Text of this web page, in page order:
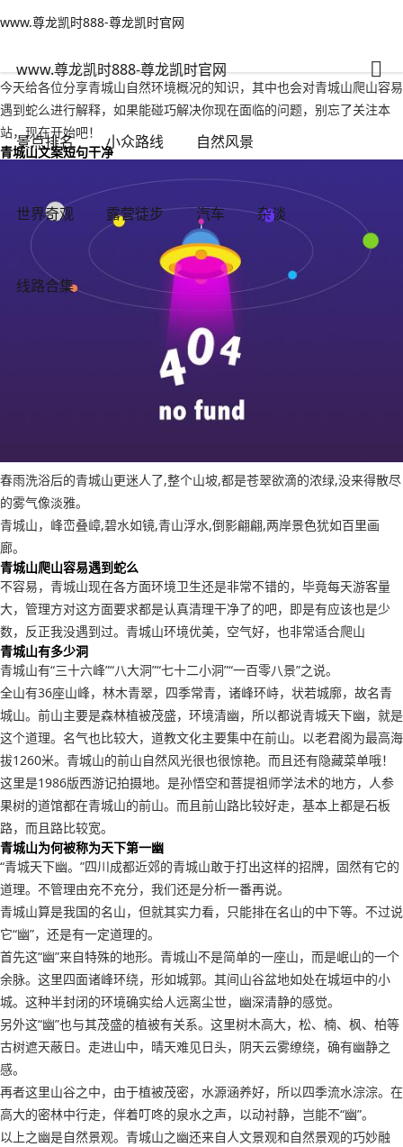
www.尊龙凯时888-尊龙凯时官网
www.尊龙凯时888-尊龙凯时官网
景点排名 小众路线 自然风景
世界奇观 露营徒步 汽车 杂谈
线路合集
www.尊龙凯时888-尊龙凯时官网
青城山自然环境概况，青城山爬山容易遇到蛇么-www.尊龙凯时888
今天给各位分享青城山自然环境概况的知识，其中也会对青城山爬山容易
遇到蛇么进行解释，如果能碰巧解决你现在面临的问题，别忘了关注本
站，现在开始吧！
青城山文案短句干净
春雨洗浴后的青城山更迷人了,整个山坡,都是苍翠欲滴的浓绿,没来得散尽
的雾气像淡雅。
青城山，峰峦叠嶂,碧水如镜,青山浮水,倒影翩翩,两岸景色犹如百里画
廊。
青城山爬山容易遇到蛇么
不容易，青城山现在各方面环境卫生还是非常不错的，毕竟每天游客量
大，管理方对这方面要求都是认真清理干净了的吧，即是有应该也是少
数，反正我没遇到过。青城山环境优美，空气好，也非常适合爬山
青城山有多少洞
青城山有“三十六峰”“八大洞”“七十二小洞”“一百零八景”之说。
全山有36座山峰，林木青翠，四季常青，诸峰环峙，状若城廓，故名青
城山。前山主要是森林植被茂盛，环境清幽，所以都说青城天下幽，就是
这个道理。名气也比较大，道教文化主要集中在前山。以老君阁为最高海
拔1260米。青城山的前山自然风光很也很惊艳。而且还有隐藏菜单哦！
这里是1986版西游记拍摄地。是孙悟空和菩提祖师学法术的地方，人参
果树的道馆都在青城山的前山。而且前山路比较好走，基本上都是石板
路，而且路比较宽。
青城山为何被称为天下第一幽
“青城天下幽。”四川成都近郊的青城山敢于打出这样的招牌，固然有它的
道理。不管理由充不充分，我们还是分析一番再说。
青城山算是我国的名山，但就其实力看，只能排在名山的中下等。不过说
它“幽”，还是有一定道理的。
首先这“幽”来自特殊的地形。青城山不是简单的一座山，而是岷山的一个
余脉。这里四面诸峰环绕，形如城郭。其间山谷盆地如处在城垣中的小
城。这种半封闭的环境确实给人远离尘世，幽深清静的感觉。
另外这“幽”也与其茂盛的植被有关系。这里树木高大，松、楠、枫、柏等
古树遮天蔽日。走进山中，晴天难见日头，阴天云雾缭绕，确有幽静之
感。
再者这里山谷之中，由于植被茂密，水源涵养好，所以四季流水淙淙。在
高大的密林中行走，伴着叮咚的泉水之声，以动衬静，岂能不“幽”。
以上之幽是自然景观。青城山之幽还来自人文景观和自然景观的巧妙融